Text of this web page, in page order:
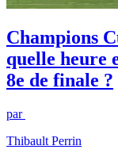
Champions
quelle heure
8e de finale ?
par
Thibault Perrin